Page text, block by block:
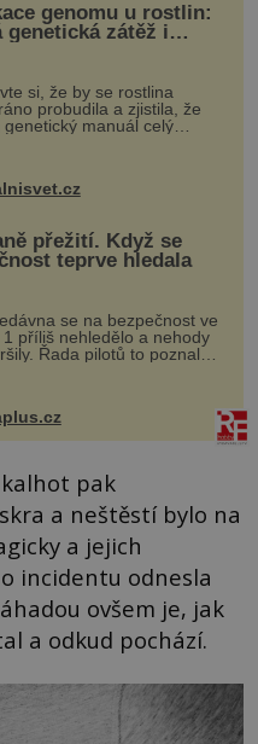
genomu u rostlin:
genetická zátěž i
si, že by se rostlina
probudila a zjistila, že
genetický manuál celý
přežití. Když se
teprve hledala
se na bezpečnost ve
1 příliš nehledělo a nehody
Řada pilotů to poznala
kůži, často s trvalými
nebo bohužel i ztrátou
nepochopiteln...
pak
a neštěstí bylo na
a jejich
incidentu odnesla
ovšem je, jak
a odkud pochází.